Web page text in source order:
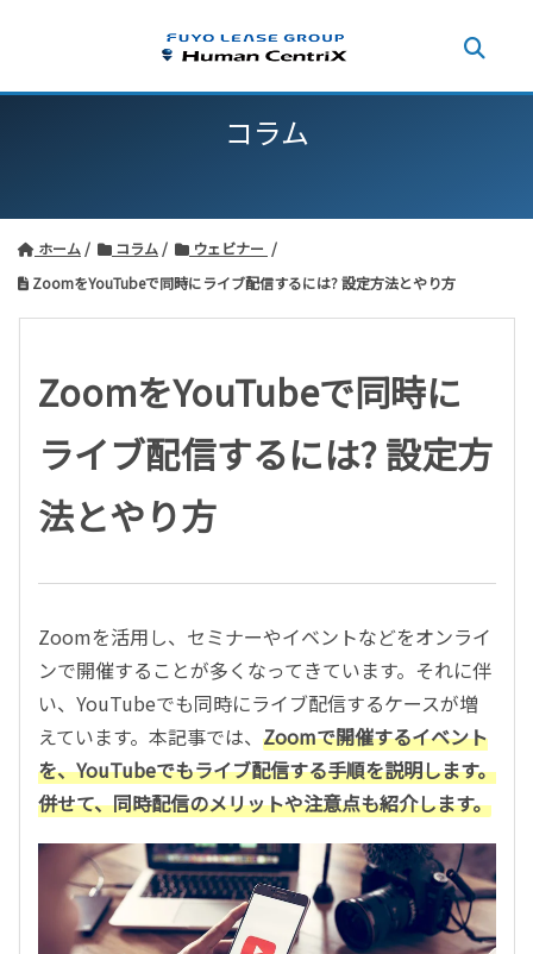
コラム
ホーム コラム
ウェビナー
ZoomをYouTubeで同時にライブ配信するには? 設定方法とやり方
ZoomをYouTubeで同時に
ライブ配信するには? 設定方
法とやり方
Zoomを活用し、セミナーやイベントなどをオンライ
ンで開催することが多くなってきています。それに伴
い、YouTubeでも同時にライブ配信するケースが増
えています。本記事では、 Zoomで開催するイベント
を、YouTubeでもライブ配信する手順を説明します。
併せて、同時配信のメリットや注意点も紹介します。